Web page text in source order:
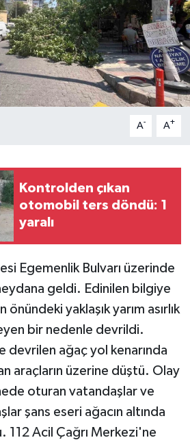
A- A+
Kontrolden çıkan
otomobil ters döndü: 1
yaralı
Egemenlik Bulvarı üzerinde
geldi. Edinilen bilgiye
yaklaşık yarım asırlık
bir nedenle devrildi.
devrilen ağaç yol kenarında
araçların üzerine düştü. Olay
oturan vatandaşlar ve
şans eseri ağacın altında
112 Acil Çağrı Merkezi'ne